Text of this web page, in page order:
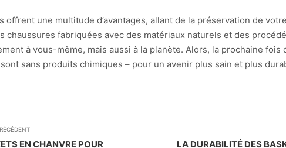
offrent une multitude d’avantages, allant de la préservation de
chaussures fabriquées avec des matériaux naturels et des
à vous-même, mais aussi à la planète. Alors, la prochaine
sans produits chimiques – pour un avenir plus sain et plus
EN CHANVRE POUR
LA DURABILITÉ DES